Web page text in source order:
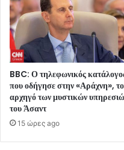
BBC: Ο τηλεφωνικός
που οδήγησε στην «Αράχνη»,
αρχηγό των μυστικών
του Άσαντ
15 ώρες ago